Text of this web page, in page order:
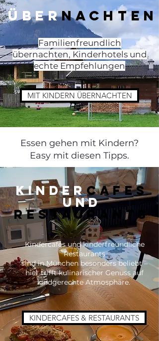
ÜBERNACHTEN
Familienfreundlich
übernachten, Kinderhotels und
echte Empfehlungen
MIT KINDERN ÜBERNACHTEN
Essen gehen mit Kindern?
Easy mit diesen Tipps.
KINDERCAFES
UND
RESTAURANTS
Kindercafés und kinderfreundliche
Restaurants
sind in München besonders beliebt –
hier trifft kulinarischer Genuss auf
kindgerechte Atmosphäre.
KINDERCAFES & RESTAURANTS